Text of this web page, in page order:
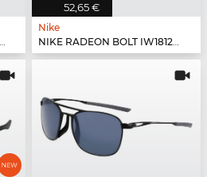
52,65 €
Nike
NIKE RADEON BOLT IW1812X - 010